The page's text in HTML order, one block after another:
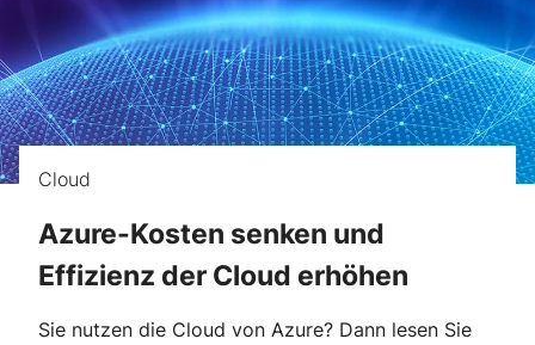
Cloud
Azure-Kosten senken und
Effizienz der Cloud erhöhen
Sie nutzen die Cloud von Azure? Dann lesen Sie